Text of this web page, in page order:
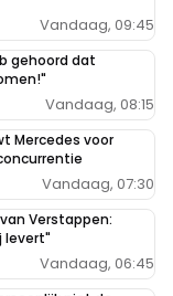
Vandaag, 09:45
gehoord dat
Vandaag, 08:15
Mercedes voor
Vandaag, 07:30
Verstappen:
levert"
Vandaag, 06:45